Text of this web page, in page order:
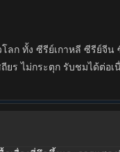
ลก ทั้ง ซีรีย์เกาหลี ซีรีย์
ร ไม่กระตุก รับชมได้ต่อเ